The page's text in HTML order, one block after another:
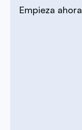
Empieza ahora